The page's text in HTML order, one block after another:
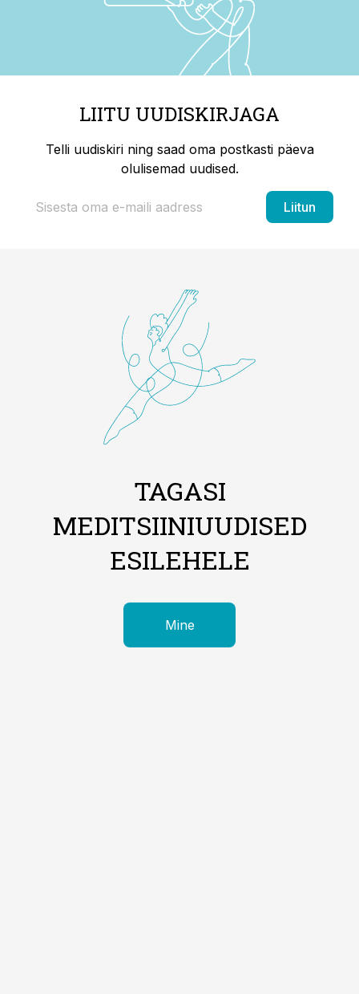
LIITU UUDISKIRJAGA
Telli uudiskiri ning saad oma postkasti päeva
olulisemad uudised.
Liitun
TAGASI
MEDITSIINIUUDISED
ESILEHELE
Mine